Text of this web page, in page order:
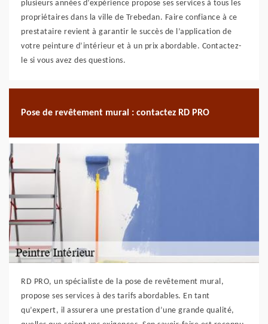
plusieurs années d’expérience propose ses services à tous les
propriétaires dans la ville de Trebedan. Faire confiance à ce
prestataire revient à garantir le succès de l’application de
votre peinture d’intérieur et à un prix abordable. Contactez-
le si vous avez des questions.
Pose de revêtement mural : contactez RD PRO
RD PRO, un spécialiste de la pose de revêtement mural,
propose ses services à des tarifs abordables. En tant
qu’expert, il assurera une prestation d’une grande qualité,